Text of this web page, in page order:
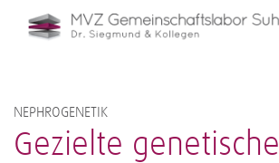
NEPHROGENETIK
Gezielte genetische